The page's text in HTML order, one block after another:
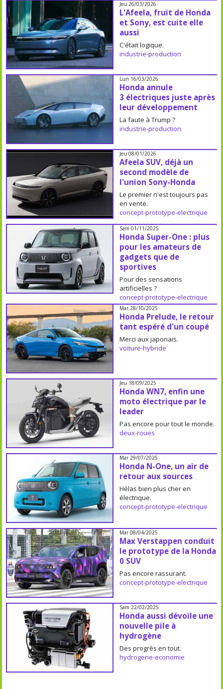
Jeu 26/03/2026
L'Afeela, fruit de Honda
et Sony, est cuite elle
aussi
C'était logique.
industrie-production
Lun 16/03/2026
Honda annule
3 électriques juste après
leur développement
La faute à Trump ?
industrie-production
Jeu 08/01/2026
Afeela SUV, déjà un
second modèle de
l'union Sony-Honda
Le premier n'est toujours pas
en vente.
concept-prototype-electrique
Sam 01/11/2025
Honda Super-One : plus
pour les amateurs de
gadgets que de
sportives
Pour des sensations
artificielles ?
concept-prototype-electrique
Mar 28/10/2025
Honda Prelude, le retour
tant espéré d'un coupé
Merci aux japonais.
voiture-hybride
Jeu 18/09/2025
Honda WN7, enfin une
moto électrique par le
leader
Pas encore pour tout le monde.
deux-roues
Mar 29/07/2025
Honda N-One, un air de
retour aux sources
Hélas bien plus cher en
électrique.
concept-prototype-electrique
Mar 08/04/2025
Max Verstappen conduit
le prototype de la Honda
0 SUV
Pas encore rassurant.
concept-prototype-electrique
Sam 22/02/2025
Honda aussi dévoile une
nouvelle pile à
hydrogène
Des progrès en tout.
hydrogene-economie